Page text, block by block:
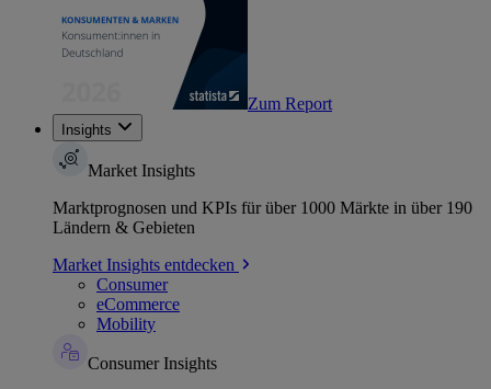
Zum Report
Insights
Market Insights
Marktprognosen und KPIs für über 1000 Märkte in über 190
Ländern & Gebieten
Market Insights entdecken
Consumer
eCommerce
Mobility
Consumer Insights